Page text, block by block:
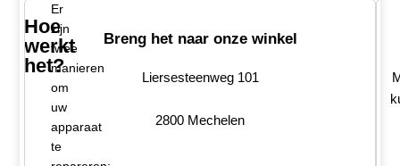
Hoe
werkt
het?
Er
zijn
twee
manieren
om
uw
apparaat
te
Breng het naar onze winkel
Liersesteenweg 101
2800 Mechelen